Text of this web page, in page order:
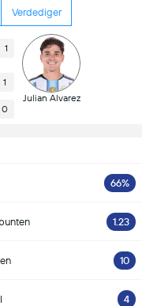
Verdediger
1
1
0
Julian Alvarez
66%
1.23
10
4